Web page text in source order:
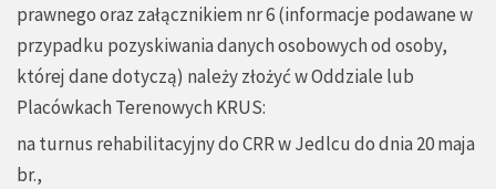
prawnego oraz załącznikiem nr 6 (informacje podawane w
przypadku pozyskiwania danych osobowych od osoby,
której dane dotyczą) należy złożyć w Oddziale lub
Placówkach Terenowych KRUS:
na turnus rehabilitacyjny do CRR w Jedlcu do dnia 20 maja
br.,